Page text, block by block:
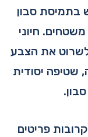
בתמיסת סבון
חיוני
לשרוט את הצבע
שטיפה יסודית
פריטים